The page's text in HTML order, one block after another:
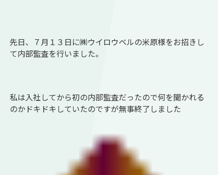
先日、７月１３日に㈱ウイロウベルの米原様をお招きし
て内部監査を行いました。
私は入社してから初の内部監査だったので何を聞かれる
のかドキドキしていたのですが無事終了しました